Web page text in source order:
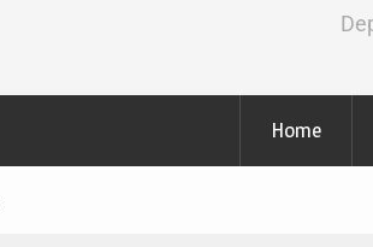
Home